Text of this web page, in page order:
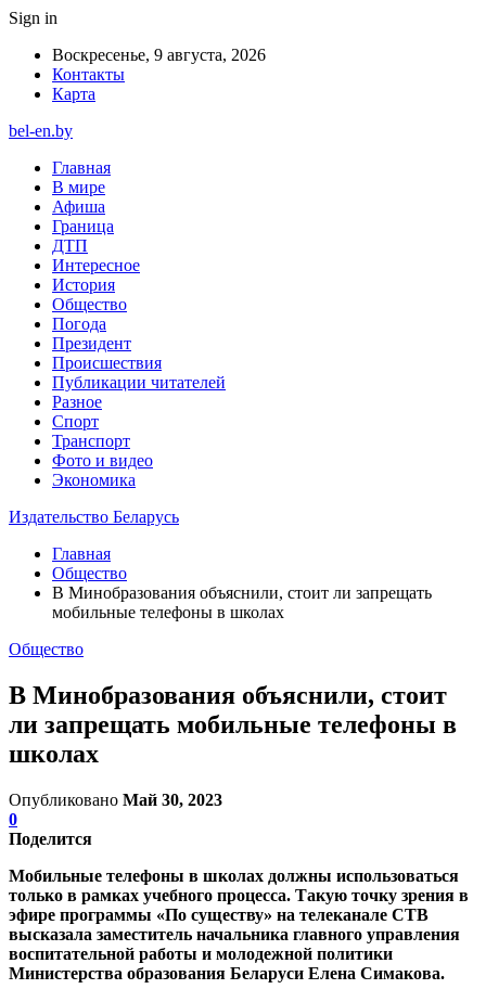
Sign in
Воскресенье, 9 августа, 2026
Контакты
Карта
bel-en.by
Главная
В мире
Афиша
Граница
ДТП
Интересное
История
Общество
Погода
Президент
Происшествия
Публикации читателей
Разное
Спорт
Транспорт
Фото и видео
Экономика
Издательство Беларусь
Главная
Общество
В Минобразования объяснили, стоит ли запрещать
мобильные телефоны в школах
Общество
В Минобразования объяснили, стоит
ли запрещать мобильные телефоны в
школах
Опубликовано Май 30, 2023
0
Поделится
Мобильные телефоны в школах должны использоваться
только в рамках учебного процесса. Такую точку зрения в
эфире программы «По существу» на телеканале СТВ
высказала заместитель начальника главного управления
воспитательной работы и молодежной политики
Министерства образования Беларуси Елена Симакова.